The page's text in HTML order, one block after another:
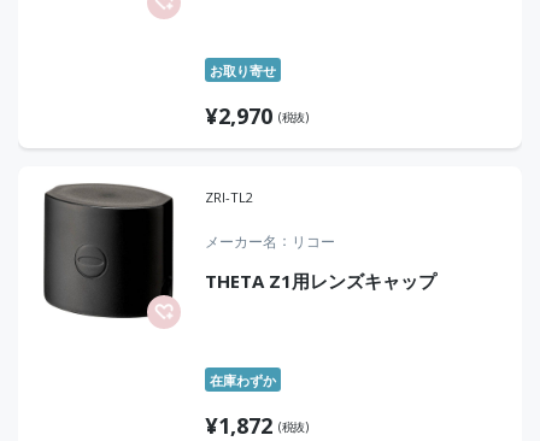
お取り寄せ
¥2,970 (税抜)
ZRI-TL2
メーカー名 リコー
THETA Z1用レンズキャップ
在庫わずか
¥1,872 (税抜)